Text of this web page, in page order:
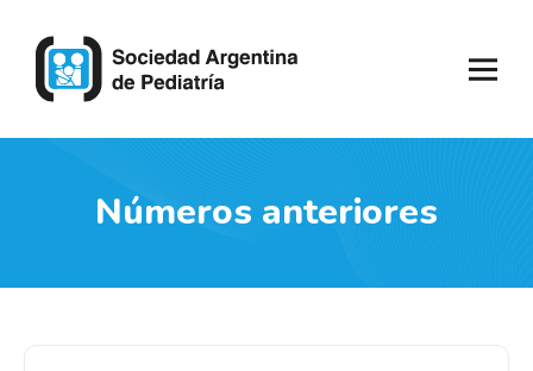
Números anteriores